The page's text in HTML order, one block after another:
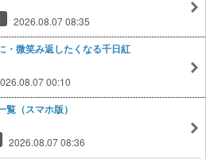
2026.08.07 08:35
・微笑み返したくなる千日紅
00:10
（スマホ版）
2026.08.07 08:36